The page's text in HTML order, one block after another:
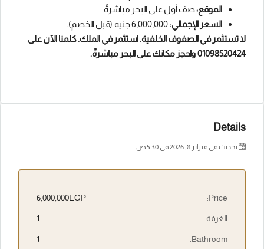
الموقع:صف أول على البحر مباشرةً.
السعر الإجمالي:
لا تستثمر في الصفوف الخلفية. استثمر في الملك. كلمنا الآن على
01098520424 واحجز مكانك على البحر مباشرةً.
Details
تحديث في فبراير 8, 2026 في 5:30 ص
Price:
6,000,000EGP
الغرفة: 1
Bathroom:
1